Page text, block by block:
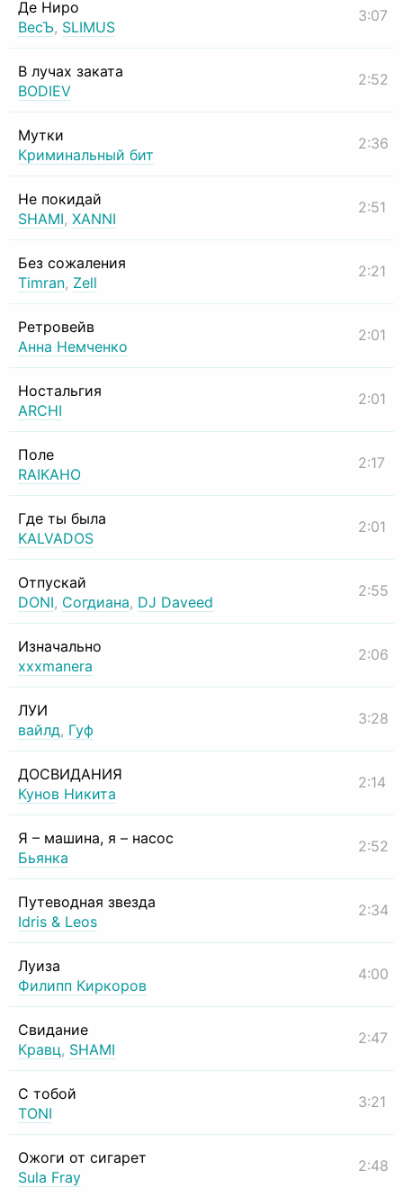
Де Ниро
ВесЪ, SLIMUS
3:07
В лучах заката
BODIEV
2:52
Мутки
Криминальный бит
2:36
Не покидай
SHAMI, XANNI
2:51
Без сожаления
Timran, Zell
2:21
Ретровейв
Анна Немченко
2:01
Ностальгия
ARCHI
2:01
Поле
RAIKAHO
2:17
Где ты была
KALVADOS
2:01
Отпускай
DONI, Согдиана, DJ Daveed
2:55
Изначально
xxxmanera
2:06
ЛУИ
вайлд, Гуф
3:28
ДОСВИДАНИЯ
Кунов Никита
2:14
Я – машина, я – насос
Бьянка
2:52
Путеводная звезда
Idris & Leos
2:34
Луиза
Филипп Киркоров
4:00
Свидание
Кравц, SHAMI
2:47
С тобой
TONI
3:21
Ожоги от сигарет
Sula Fray
2:48